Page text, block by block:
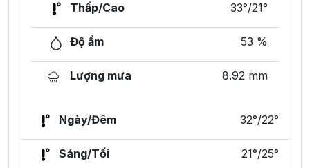
Thấp/Cao 33°/21°
Độ ẩm 53 %
Lượng mưa 8.92 mm
Ngày/Đêm 32°/22°
Sáng/Tối 21°/25°